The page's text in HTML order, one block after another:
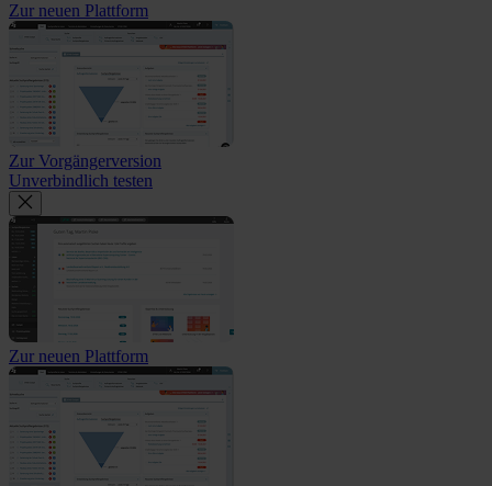
Zur neuen Plattform
Zur Vorgängerversion
Unverbindlich testen
Zur neuen Plattform